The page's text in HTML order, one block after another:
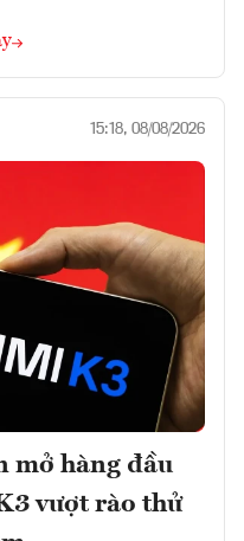
15:18, 08/08/2026
mở hàng đầu
vượt rào thử